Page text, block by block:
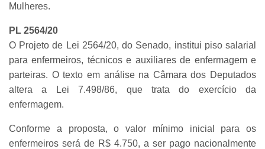
Mulheres.
PL 2564/20
O Projeto de Lei 2564/20, do Senado, institui piso salarial
para enfermeiros, técnicos e auxiliares de enfermagem e
parteiras. O texto em análise na Câmara dos Deputados
altera a Lei 7.498/86, que trata do exercício da
enfermagem.
Conforme a proposta, o valor mínimo inicial para os
enfermeiros será de R$ 4.750, a ser pago nacionalmente